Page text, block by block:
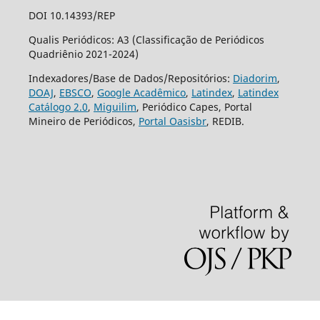
DOI 10.14393/REP
Qualis Periódicos: A3 (Classificação de Periódicos
Quadriênio 2021-2024)
Indexadores/Base de Dados/Repositórios: Diadorim,
DOAJ, EBSCO, Google Acadêmico, Latindex, Latindex
Catálogo 2.0, Miguilim, Periódico Capes, Portal
Mineiro de Periódicos, Portal Oasisbr, REDIB.